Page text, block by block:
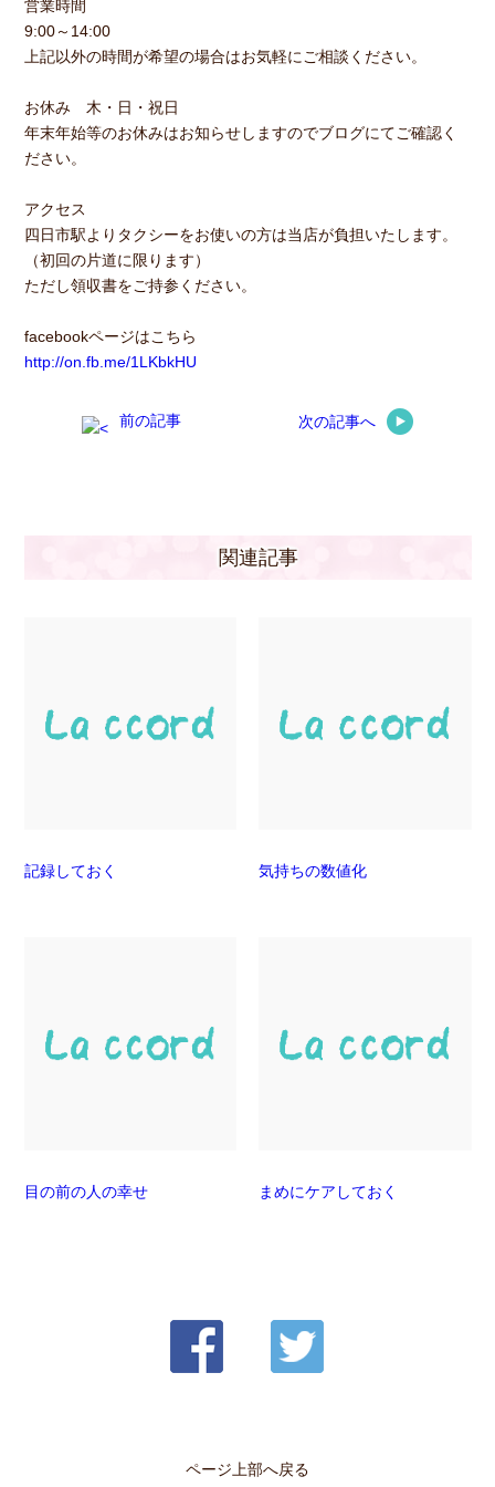
営業時間
9:00～14:00
上記以外の時間が希望の場合はお気軽にご相談ください。
お休み 木・日・祝日
年末年始等のお休みはお知らせしますのでブログにてご確認く
ださい。
アクセス
四日市駅よりタクシーをお使いの方は当店が負担いたします。
（初回の片道に限ります）
ただし領収書をご持参ください。
facebookページはこちら
http://on.fb.me/1LKbkHU
前の記事 次の記事へ
関連記事
記録しておく 気持ちの数値化
目の前の人の幸せ まめにケアしておく
ページ上部へ戻る